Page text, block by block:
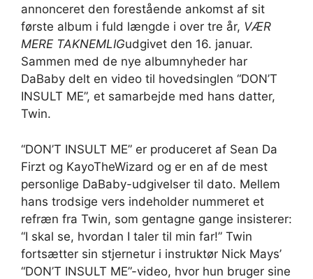
annonceret den forestående ankomst af sit
første album i fuld længde i over tre år, VÆR
MERE TAKNEMLIGudgivet den 16. januar.
Sammen med de nye albumnyheder har
DaBaby delt en video til hovedsinglen “DON’T
INSULT ME”, et samarbejde med hans datter,
Twin.
“DON’T INSULT ME” er produceret af Sean Da
Firzt og KayoTheWizard og er en af ​​de mest
personlige DaBaby-udgivelser til dato. Mellem
hans trodsige vers indeholder nummeret et
refræn fra Twin, som gentagne gange insisterer:
“I skal se, hvordan I taler til min far!” Twin
fortsætter sin stjernetur i instruktør Nick Mays’
“DON’T INSULT ME”-video, hvor hun bruger sine